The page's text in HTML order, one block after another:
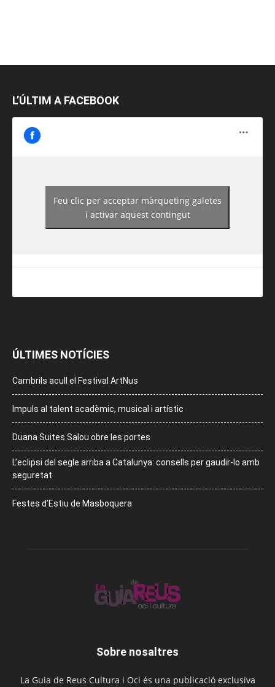
L’ÚLTIM A FACEBOOK
https://www.facebook.com/guiadereus/
Feu clic per acceptar màrqueting galetes
i activar aquest contingut
ÚLTIMES NOTÍCIES
Cambrils acull el Festival ArtNus
Impuls al talent acadèmic, musical i artístic
Duana Suites Salou obre les portes
L’eclipsi del segle arriba a Catalunya: consells per gaudir-lo amb
seguretat
Festes d’Estiu de Masboquera
Sobre nosaltres
La Guia de Reus Cultura i Oci és una publicació exclusiva